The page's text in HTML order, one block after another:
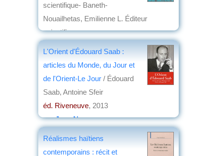
scientifique- Baneth-
Nouailhetas, Emilienne L. Éditeur
scientifique
éd. Presses universitaires de Vincennes,
L'Orient d'Édouard Saab :
articles du Monde, du Jour et
de l'Orient-Le Jour / Édouard
Saab, Antoine Sfeir
éd. Riveneuve, 2013
parJean Nemo
Réalismes haïtiens
contemporains : récit et